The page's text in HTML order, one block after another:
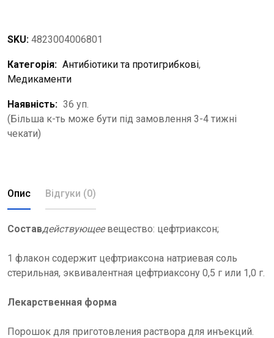
SKU: 4823004006801
Категорія: Антибіотики та протигрибкові,
Медикаменти
Наявність: 36 уп.
(Більша к-ть може бути під замовлення 3-4 тижні
чекати)
Опис Відгуки (0)
Составдействующеевещество: цефтриаксон;
1 флакон содержит цефтриаксона натриевая соль
стерильная, эквивалентная цефтриаксону 0,5 г или 1,0 г.
Лекарственная форма
Порошок для приготовления раствора для инъекций.